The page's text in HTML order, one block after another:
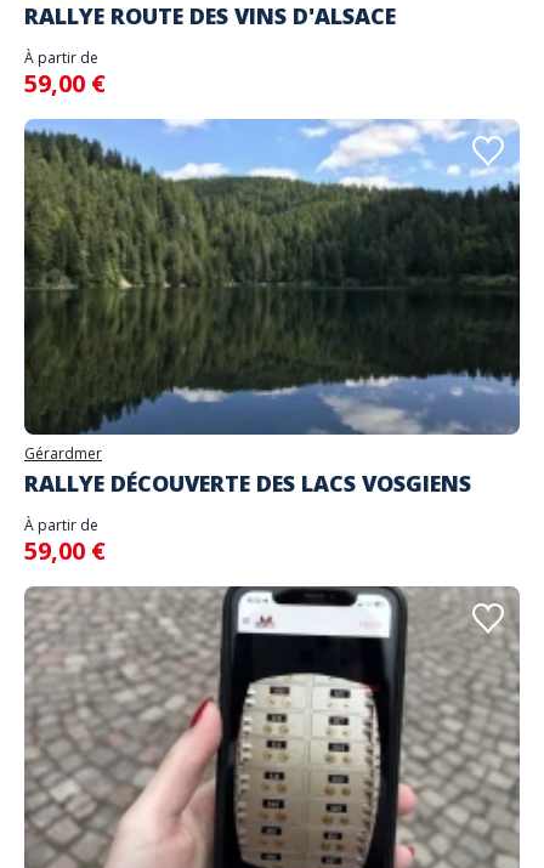
RALLYE ROUTE DES VINS D'ALSACE
À partir de
59,00 €
Gérardmer
RALLYE DÉCOUVERTE DES LACS VOSGIENS
À partir de
59,00 €